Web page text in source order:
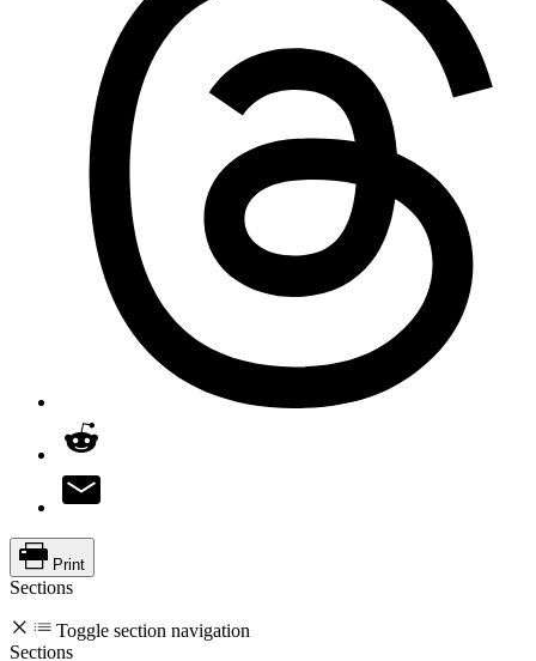
Print
Sections
Toggle section navigation
Sections